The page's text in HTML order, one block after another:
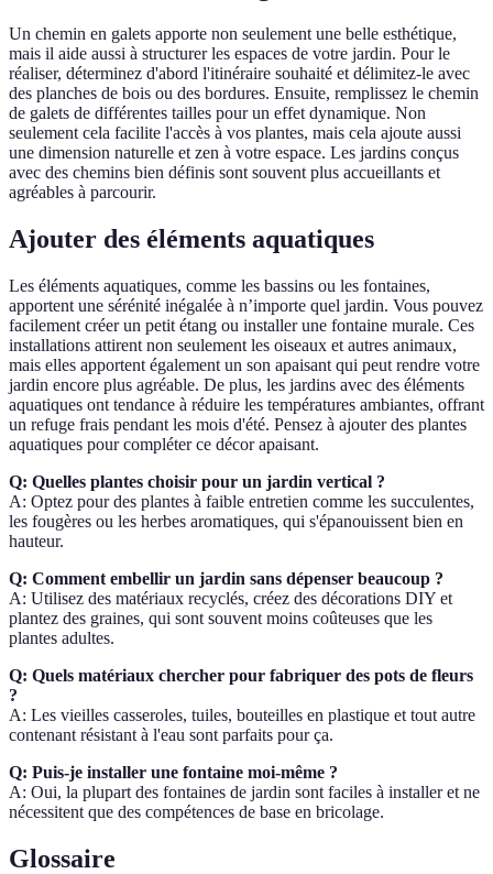
Un chemin en galets apporte non seulement une belle esthétique,
mais il aide aussi à structurer les espaces de votre jardin. Pour le
réaliser, déterminez d'abord l'itinéraire souhaité et délimitez-le avec
des planches de bois ou des bordures. Ensuite, remplissez le chemin
de galets de différentes tailles pour un effet dynamique. Non
seulement cela facilite l'accès à vos plantes, mais cela ajoute aussi
une dimension naturelle et zen à votre espace. Les jardins conçus
avec des chemins bien définis sont souvent plus accueillants et
agréables à parcourir.
Ajouter des éléments aquatiques
Les éléments aquatiques, comme les bassins ou les fontaines,
apportent une sérénité inégalée à n’importe quel jardin. Vous pouvez
facilement créer un petit étang ou installer une fontaine murale. Ces
installations attirent non seulement les oiseaux et autres animaux,
mais elles apportent également un son apaisant qui peut rendre votre
jardin encore plus agréable. De plus, les jardins avec des éléments
aquatiques ont tendance à réduire les températures ambiantes, offrant
un refuge frais pendant les mois d'été. Pensez à ajouter des plantes
aquatiques pour compléter ce décor apaisant.
Q: Quelles plantes choisir pour un jardin vertical ?
A: Optez pour des plantes à faible entretien comme les succulentes,
les fougères ou les herbes aromatiques, qui s'épanouissent bien en
hauteur.
Q: Comment embellir un jardin sans dépenser beaucoup ?
A: Utilisez des matériaux recyclés, créez des décorations DIY et
plantez des graines, qui sont souvent moins coûteuses que les
plantes adultes.
Q: Quels matériaux chercher pour fabriquer des pots de fleurs
?
A: Les vieilles casseroles, tuiles, bouteilles en plastique et tout autre
contenant résistant à l'eau sont parfaits pour ça.
Q: Puis-je installer une fontaine moi-même ?
A: Oui, la plupart des fontaines de jardin sont faciles à installer et ne
nécessitent que des compétences de base en bricolage.
Glossaire